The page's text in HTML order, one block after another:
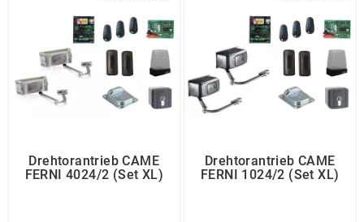
Drehtorantrieb CAME
FERNI 4024/2 (Set XL)
Drehtorantrieb CAME
FERNI 1024/2 (Set XL)